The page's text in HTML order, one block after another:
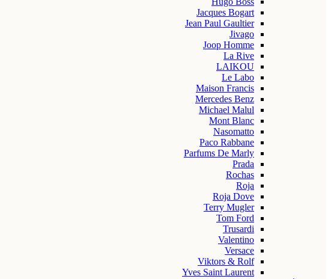
Jacques Bogart
Jean Paul Gaultier
Jivago
Joop Homme
La Rive
LAIKOU
Le Labo
Maison Francis
Mercedes Benz
Michael Malul
Mont Blanc
Nasomatto
Paco Rabbane
Parfums De Marly
Prada
Rochas
Roja
Roja Dove
Terry Mugler
Tom Ford
Trusardi
Valentino
Versace
Viktors & Rolf
Yves Saint Laurent